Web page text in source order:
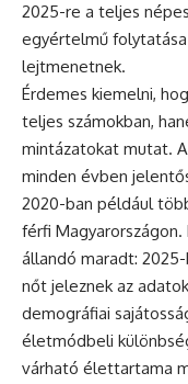
2025-re a teljes
egyértelmű
lejtmenetnek.
Érdemes kiemelni,
teljes számokban,
mintázatokat mutat.
minden évben
2020-ban például
férfi Magyarországon.
állandó maradt:
nőt jeleznek az
demográfiai
életmódbeli
várható élettartama